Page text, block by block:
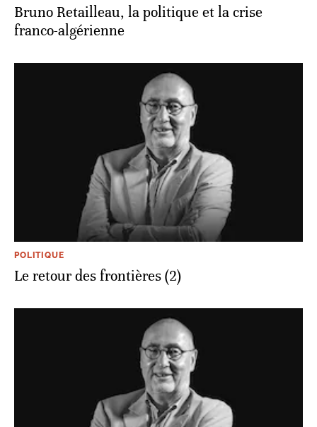
Bruno Retailleau, la politique et la crise
franco-algérienne
POLITIQUE
Le retour des frontières (2)